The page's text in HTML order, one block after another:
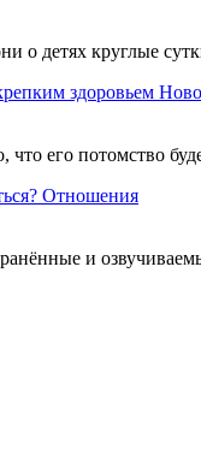
о детях круглые
здоровьем
его потомство
Отношения
и